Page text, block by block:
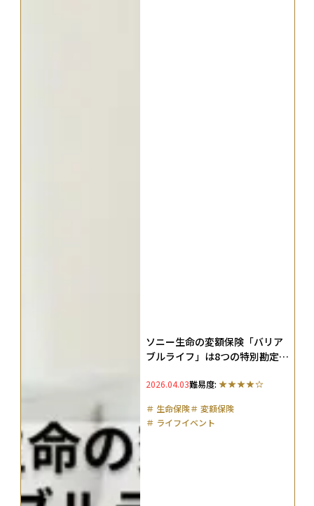
ソニー生命の変額保険「バリア
ブルライフ」は8つの特別勘定で
メリット・デメリットを徹底解
2026.04.03難易度:
＃ 生命保険＃ 変額保険
＃ ライフイベント